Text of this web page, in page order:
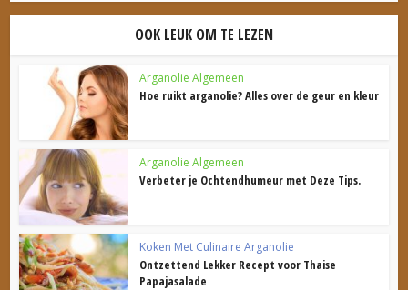
OOK LEUK OM TE LEZEN
Arganolie Algemeen
Hoe ruikt arganolie? Alles over de geur en kleur
Arganolie Algemeen
Verbeter je Ochtendhumeur met Deze Tips.
Koken Met Culinaire Arganolie
Ontzettend Lekker Recept voor Thaise
Papajasalade